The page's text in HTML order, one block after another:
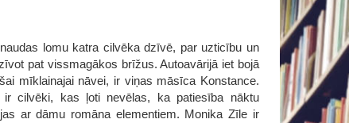
lomu katra cilvēka dzīvē, par uzticību un
pat vissmagākos brīžus. Autoavārijā iet bojā
mīklainajai nāvei, ir viņas māsīca Konstance.
cilvēki, kas ļoti nevēlas, ka patiesība nāktu
ar dāmu romāna elementiem. Monika Zīle ir